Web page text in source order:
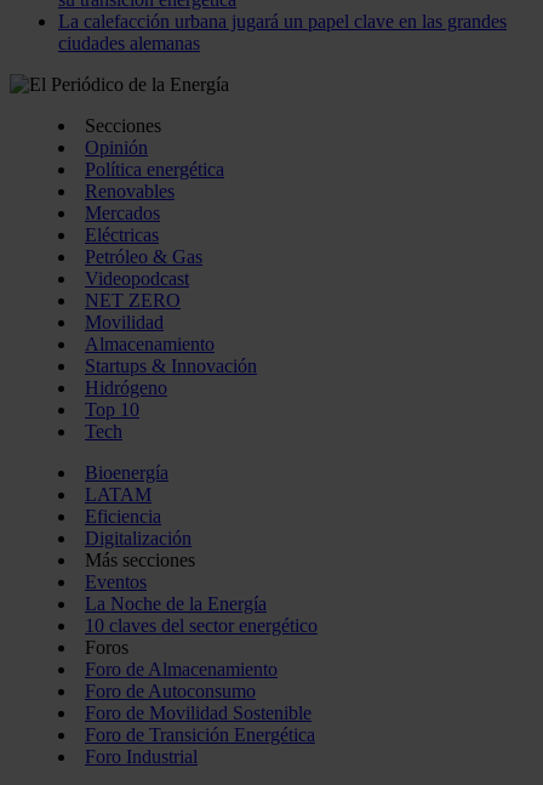
La calefacción urbana jugará un papel clave en las grandes
ciudades alemanas
Secciones
Opinión
Política energética
Renovables
Mercados
Eléctricas
Petróleo & Gas
Videopodcast
NET ZERO
Movilidad
Almacenamiento
Startups & Innovación
Hidrógeno
Top 10
Tech
Bioenergía
LATAM
Eficiencia
Digitalización
Más secciones
Eventos
La Noche de la Energía
10 claves del sector energético
Foros
Foro de Almacenamiento
Foro de Autoconsumo
Foro de Movilidad Sostenible
Foro de Transición Energética
Foro Industrial